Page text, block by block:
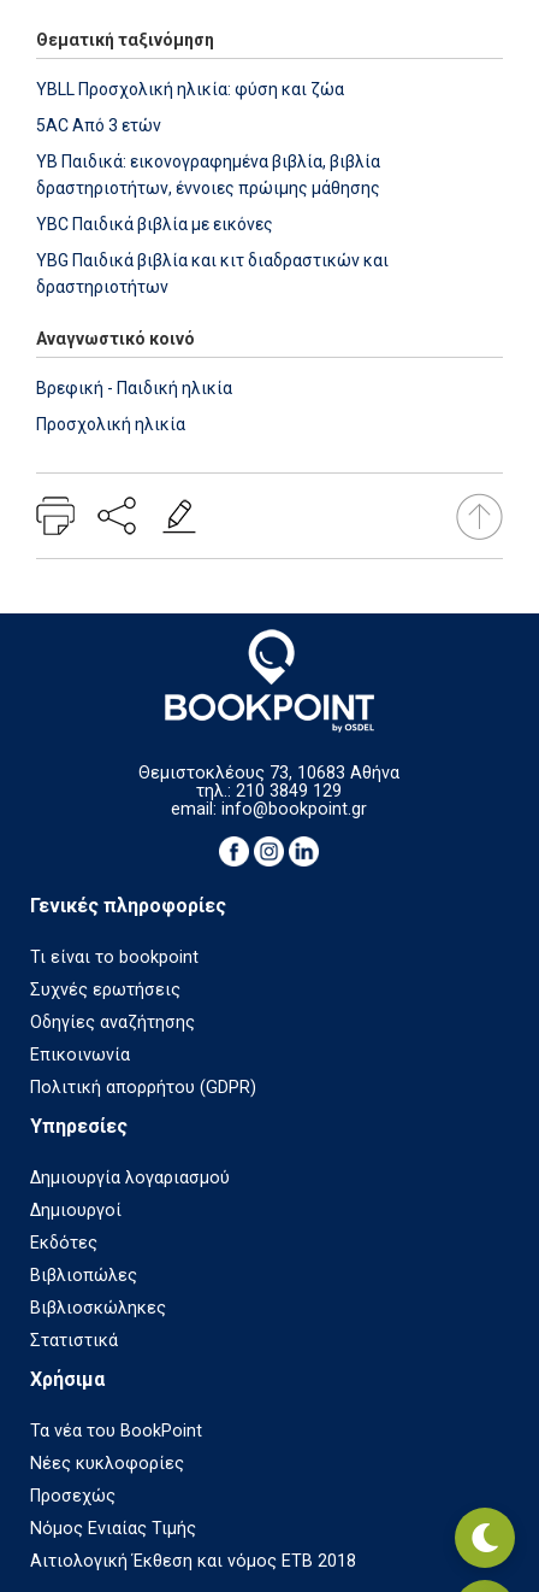
Θεματική ταξινόμηση
YBLL Προσχολική ηλικία: φύση και ζώα
5AC Από 3 ετών
YB Παιδικά: εικονογραφημένα βιβλία, βιβλία
δραστηριοτήτων, έννοιες πρώιμης μάθησης
YBC Παιδικά βιβλία με εικόνες
YBG Παιδικά βιβλία και κιτ διαδραστικών και
δραστηριοτήτων
Αναγνωστικό κοινό
Βρεφική - Παιδική ηλικία
Προσχολική ηλικία
Θεμιστοκλέους 73, 10683 Αθήνα
τηλ.: 210 3849 129
email:info@bookpoint.gr
Γενικές πληροφορίες
Τι είναι το bookpoint
Συχνές ερωτήσεις
Οδηγίες αναζήτησης
Επικοινωνία
Πολιτική απορρήτου (GDPR)
Υπηρεσίες
Δημιουργία λογαριασμού
Δημιουργοί
Εκδότες
Βιβλιοπώλες
Βιβλιοσκώληκες
Στατιστικά
Χρήσιμα
Τα νέα του BookPoint
Νέες κυκλοφορίες
Προσεχώς
Νόμος Ενιαίας Τιμής
Αιτιολογική Έκθεση και νόμος ΕΤΒ 2018